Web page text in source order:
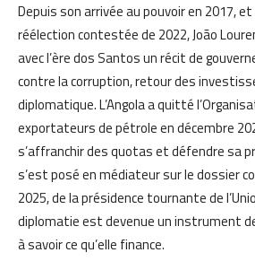
Depuis son arrivée au pouvoir en 2017,
réélection contestée de 2022, João
avec l’ère dos Santos un récit de
contre la corruption, retour des
diplomatique. L’Angola a quitté
exportateurs de pétrole en décembre
s’affranchir des quotas et défendre sa
s’est posé en médiateur sur le dossier
2025, de la présidence tournante de
diplomatie est devenue un instrument
à savoir ce qu’elle finance.